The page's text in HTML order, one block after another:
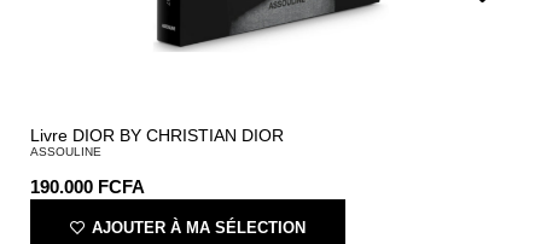
Livre DIOR BY CHRISTIAN DIOR
ASSOULINE
190.000 FCFA
AJOUTER À MA SÉLECTION